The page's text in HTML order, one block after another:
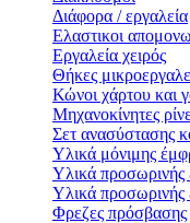
Διάφορα / εργαλεία
Ελαστικοι
Εργαλεία χειρός
Θήκες
Κώνοι χάρτου και
Μηχανοκίνητες
Σετ ανασύστασης
Υλικά μόνιμης
Υλικά προσωρινής
Υλικά προσωρινής
Φρεζες πρόσβασης